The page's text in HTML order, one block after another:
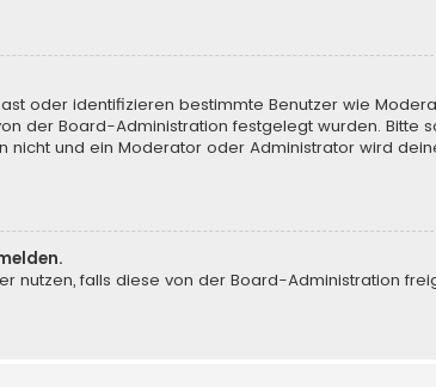
oder identifizieren bestimmte Benutzer wie
der Board-Administration festgelegt wurden. Bitte
und ein Moderator oder Administrator wird
nutzen, falls diese von der Board-Administration